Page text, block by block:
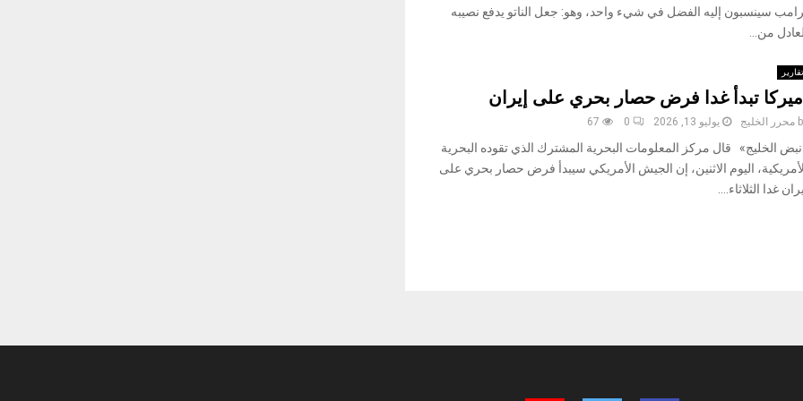
سينسبون إليه الفضل في شيء واحد، وهو: جعل الناتو يدفع نصيبه
من...
تقارير
تبدأ غدا فرض حصار بحري على إيران
محرر الخليج يوليو 13, 2026 0
67
الخليج» قال مركز المعلومات البحرية المشترك الذي تقوده البحرية
اليوم الاثنين، إن الجيش الأمريكي سيبدأ فرض حصار بحري على
غدا الثلاثاء....